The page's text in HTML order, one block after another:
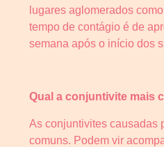
lugares aglomerados
tempo de contágio é de
semana após o início dos
Qual a conjuntivite mais
As conjuntivites causadas
comuns. Podem vir